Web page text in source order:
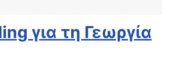
για τη Γεωργία